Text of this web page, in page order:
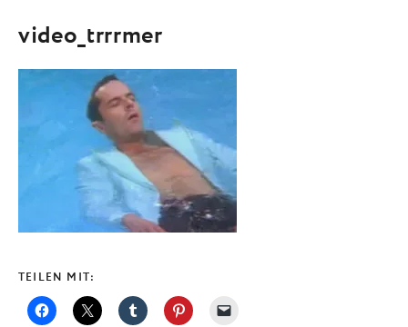
video_trrrmer
TEILEN MIT: